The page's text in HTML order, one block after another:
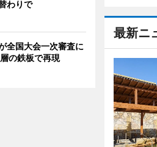
最新ニ
わりで
全国大会一次審査に
の鉄板で再現